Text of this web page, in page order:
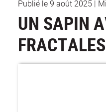
Publié le 9 août 2025 |
UN SAPIN
FRACTALES